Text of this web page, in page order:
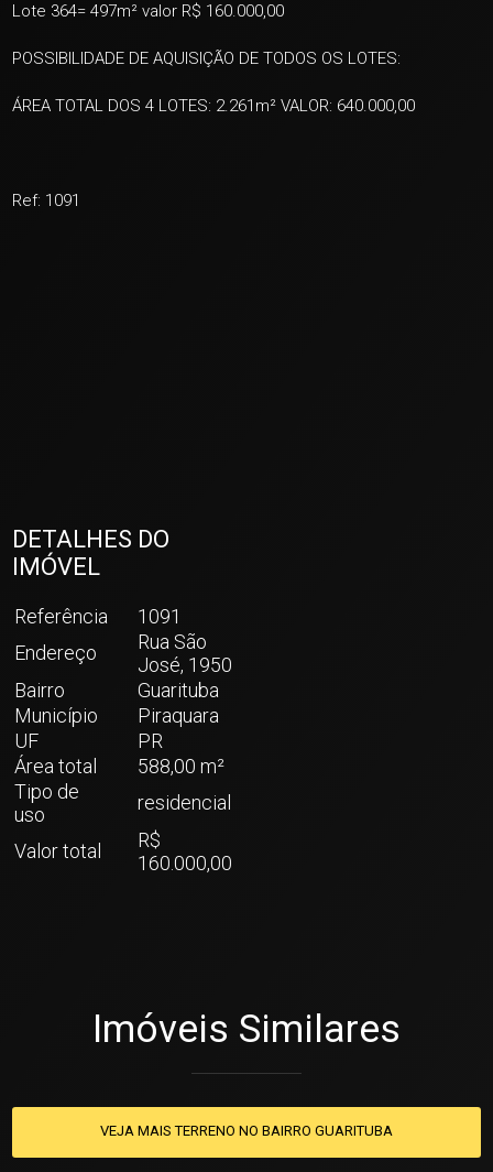
Lote 364= 497m² valor R$ 160.000,00
POSSIBILIDADE DE AQUISIÇÃO DE TODOS OS LOTES:
ÁREA TOTAL DOS 4 LOTES: 2.261m² VALOR: 640.000,00
Ref: 1091
DETALHES DO
IMÓVEL
Referência
1091
Endereço
Rua São
José, 1950
Bairro
Guarituba
Município
Piraquara
UF
PR
Área total
588,00 m²
Tipo de
uso
residencial
Valor total
R$
160.000,00
Imóveis Similares
VEJA MAIS TERRENO NO BAIRRO GUARITUBA